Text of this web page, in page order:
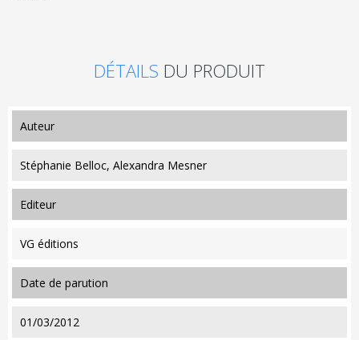
DÉTAILS DU PRODUIT
auteur
Stéphanie Belloc, Alexandra Mesner
editeur
VG éditions
date de parution
01/03/2012